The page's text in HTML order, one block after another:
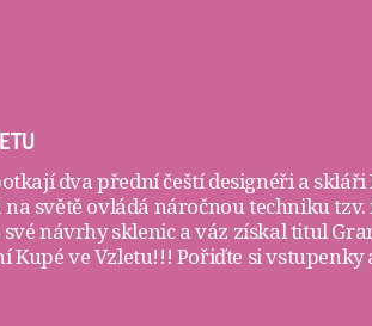
dva přední čeští designéři a skláři
světě ovládá náročnou techniku
návrhy sklenic a váz získal titul
Kupé ve Vzletu!!! Pořiďte sivstupenky